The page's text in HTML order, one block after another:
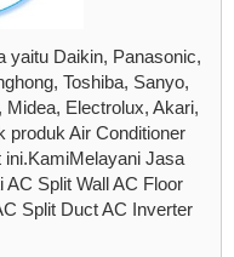
yaitu Daikin, Panasonic,
Toshiba, Sanyo,
Electrolux, Akari,
produk Air Conditioner
ini.KamiMelayani Jasa
Split Wall AC Floor
Split Duct AC Inverter